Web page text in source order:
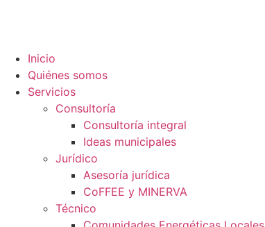
Inicio
Quiénes somos
Servicios
Consultoría
Consultoría integral
Ideas municipales
Jurídico
Asesoría jurídica
CoFFEE y MINERVA
Técnico